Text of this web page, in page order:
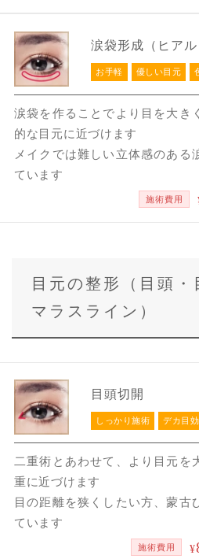
涙袋形成（ヒアル
お手軽 優しい目元
涙袋を作ることでより目を大き
的な目元に近づけます
メイクでは難しい立体感のある
ています
施術費用
目元の整形（目頭・
マラスライン）
目頭切開
しっかり施術 デカ目
二重術とあわせて、より目元を
重に近づけます
目の距離を狭くしたい方、蒙古
ています
施術費用 ¥